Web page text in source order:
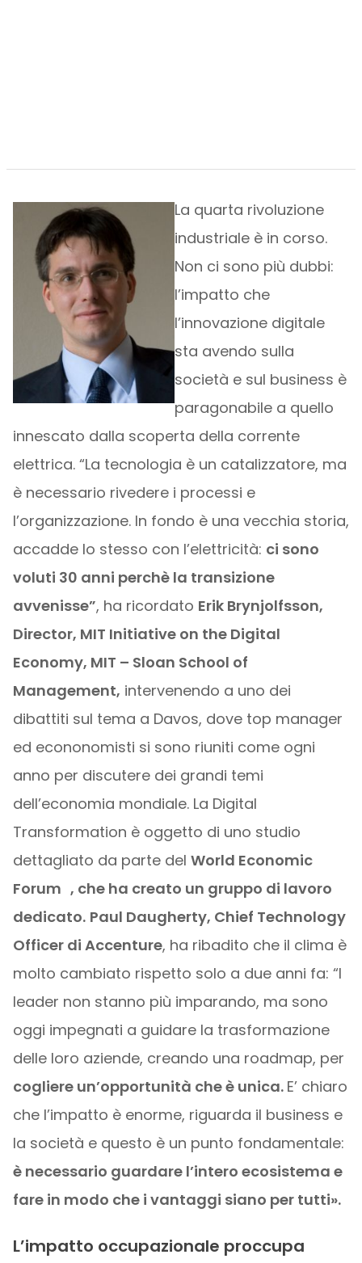
La quarta rivoluzione
industriale è in corso.
Non ci sono più dubbi:
l’impatto che
l’innovazione digitale
sta avendo sulla
società e sul business è
paragonabile a quello
innescato dalla scoperta della corrente
elettrica. “La tecnologia è un catalizzatore, ma
è necessario rivedere i processi e
l’organizzazione. In fondo è una vecchia storia,
accadde lo stesso con l’elettricità: ci sono
voluti 30 anni perchè la transizione
avvenisse”, ha ricordato Erik Brynjolfsson,
Director, MIT Initiative on the Digital
Economy, MIT – Sloan School of
Management, intervenendo a uno dei
dibattiti sul tema a Davos, dove top manager
ed econonomisti si sono riuniti come ogni
anno per discutere dei grandi temi
dell’economia mondiale. La Digital
Transformation è oggetto di uno studio
dettagliato da parte del World Economic
Forum , che ha creato un gruppo di lavoro
dedicato. Paul Daugherty, Chief Technology
Officer di Accenture, ha ribadito che il clima è
molto cambiato rispetto solo a due anni fa: “I
leader non stanno più imparando, ma sono
oggi impegnati a guidare la trasformazione
delle loro aziende, creando una roadmap, per
cogliere un’opportunità che è unica. E’ chiaro
che l’impatto è enorme, riguarda il business e
la società e questo è un punto fondamentale:
è necessario guardare l’intero ecosistema e
fare in modo che i vantaggi siano per tutti».
L’impatto occupazionale proccupa